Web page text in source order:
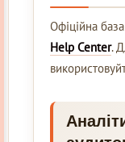
Офіційна
Help Center.